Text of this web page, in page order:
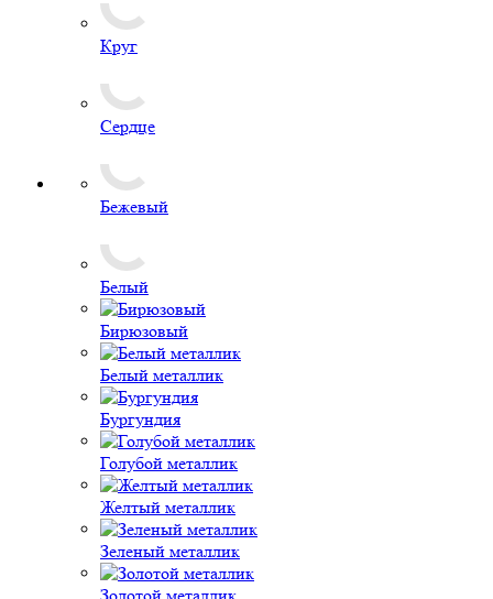
Круг
Сердце
Бежевый
Белый
Бирюзовый
Белый металлик
Бургундия
Голубой металлик
Желтый металлик
Зеленый металлик